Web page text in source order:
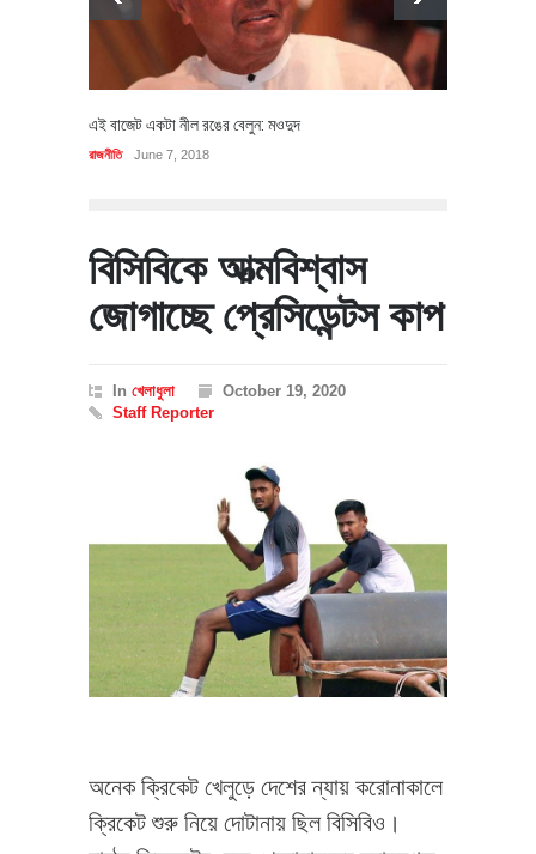
এই বাজেট একটা নীল রঙের বেলুন: মওদুদ
রাজনীতি June 7, 2018
বিসিবিকে আত্মবিশ্বাস
জোগাচ্ছে প্রেসিডেন্টস কাপ
In খেলাধুলা
October 19, 2020
Staff Reporter
অনেক ক্রিকেট খেলুড়ে দেশের ন্যায় করোনাকালে
ক্রিকেট শুরু নিয়ে দোটানায় ছিল বিসিবিও।